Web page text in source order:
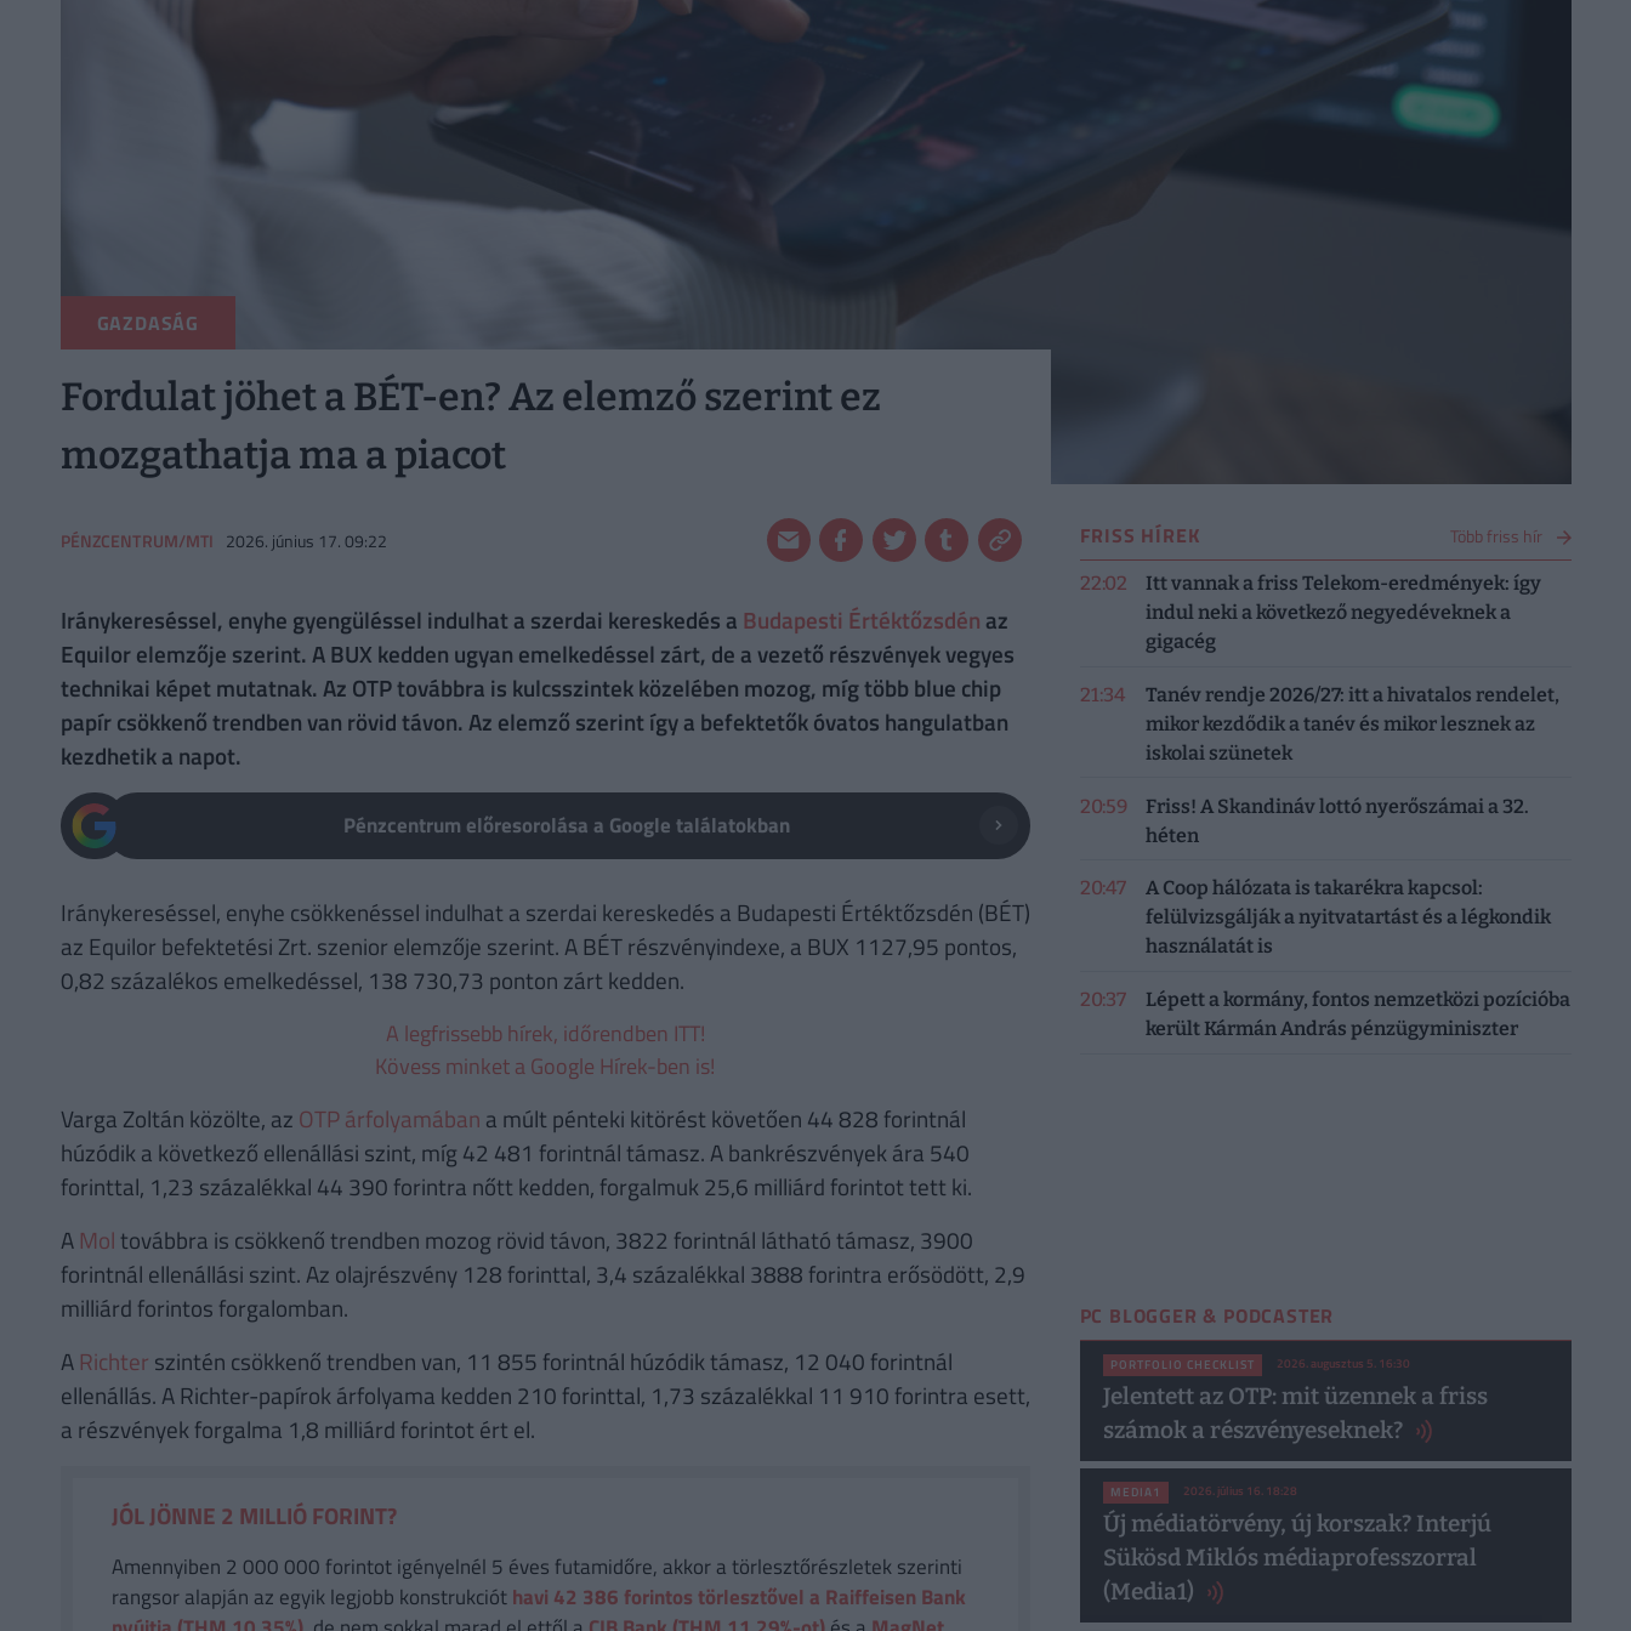
GAZDASÁG
Fordulat jöhet a BÉT-en? Az elemző szerint ez
mozgathatja ma a piacot
PÉNZCENTRUM/MTI 2026. június 17. 09:22
Iránykereséssel, enyhe gyengüléssel indulhat a szerdai kereskedés a Budapesti Értéktőzsdén az
Equilor elemzője szerint. A BUX kedden ugyan emelkedéssel zárt, de a vezető részvények vegyes
technikai képet mutatnak. Az OTP továbbra is kulcsszintek közelében mozog, míg több blue chip
papír csökkenő trendben van rövid távon. Az elemző szerint így a befektetők óvatos hangulatban
kezdhetik a napot.
Pénzcentrum előresorolása a Google találatokban
Iránykereséssel, enyhe csökkenéssel indulhat a szerdai kereskedés a Budapesti Értéktőzsdén (BÉT)
az Equilor befektetési Zrt. szenior elemzője szerint. A BÉT részvényindexe, a BUX 1127,95 pontos,
0,82 százalékos emelkedéssel, 138 730,73 ponton zárt kedden.
A legfrissebb hírek, időrendben ITT!
Kövess minket a Google Hírek-ben is!
Varga Zoltán közölte, az OTP árfolyamában a múlt pénteki kitörést követően 44 828 forintnál
húzódik a következő ellenállási szint, míg 42 481 forintnál támasz. A bankrészvények ára 540
forinttal, 1,23 százalékkal 44 390 forintra nőtt kedden, forgalmuk 25,6 milliárd forintot tett ki.
A Mol továbbra is csökkenő trendben mozog rövid távon, 3822 forintnál látható támasz, 3900
forintnál ellenállási szint. Az olajrészvény 128 forinttal, 3,4 százalékkal 3888 forintra erősödött, 2,9
milliárd forintos forgalomban.
A Richter szintén csökkenő trendben van, 11 855 forintnál húzódik támasz, 12 040 forintnál
ellenállás. A Richter-papírok árfolyama kedden 210 forinttal, 1,73 százalékkal 11 910 forintra esett,
a részvények forgalma 1,8 milliárd forintot ért el.
JÓL JÖNNE 2 MILLIÓ FORINT?
Amennyiben 2 000 000 forintot igényelnél 5 éves futamidőre, akkor a törlesztőrészletek szerinti
rangsor alapján az egyik legjobb konstrukcióthavi 42 386 forintos törlesztővel a Raiffeisen Bank
FRISS HÍREK Több friss hír
22:02
Itt vannak a friss Telekom-eredmények: így
indul neki a következő negyedéveknek a
gigacég
21:34
Tanév rendje 2026/27: itt a hivatalos rendelet,
mikor kezdődik a tanév és mikor lesznek az
iskolai szünetek
20:59
Friss! A Skandináv lottó nyerőszámai a 32.
héten
20:47
A Coop hálózata is takarékra kapcsol:
felülvizsgálják a nyitvatartást és a légkondik
használatát is
20:37
Lépett a kormány, fontos nemzetközi pozícióba
került Kármán András pénzügyminiszter
PC BLOGGER & PODCASTER
PORTFOLIO CHECKLIST 2026. augusztus 5. 16:30
Jelentett az OTP: mit üzennek a friss
számok a részvényeseknek?
MEDIA1 2026. július 16. 18:28
Új médiatörvény, új korszak? Interjú
Sükösd Miklós médiaprofesszorral
(Media1)